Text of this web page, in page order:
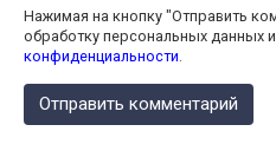
Нажимая на кнопку "Отправить
обработку персональных данных
конфиденциальности.